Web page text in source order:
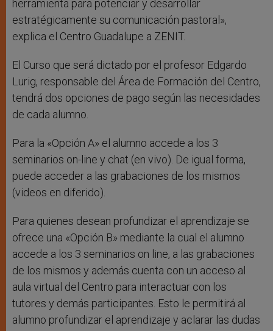
herramienta para potenciar y desarrollar
estratégicamente su comunicación pastoral»,
explica el Centro Guadalupe a ZENIT.
El Curso que será dictado por el profesor Edgardo
Lurig, responsable del Área de Formación del Centro,
tendrá dos opciones de pago según las necesidades
de cada alumno.
Para la «Opción A» el alumno accede a los 3
seminarios on-line y chat (en vivo). De igual forma,
puede acceder a las grabaciones de los mismos
(videos en diferido).
Para quienes desean profundizar el aprendizaje se
ofrece una «Opción B» mediante la cual el alumno
accede a los 3 seminarios on line, a las grabaciones
de los mismos y además cuenta con un acceso al
aula virtual del Centro para interactuar con los
tutores y demás participantes. Esto le permitirá al
alumno profundizar el aprendizaje y aclarar las dudas